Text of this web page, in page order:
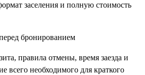
заселения и полную стоимость
бронированием
правила отмены, время заезда и
всего необходимого для краткого